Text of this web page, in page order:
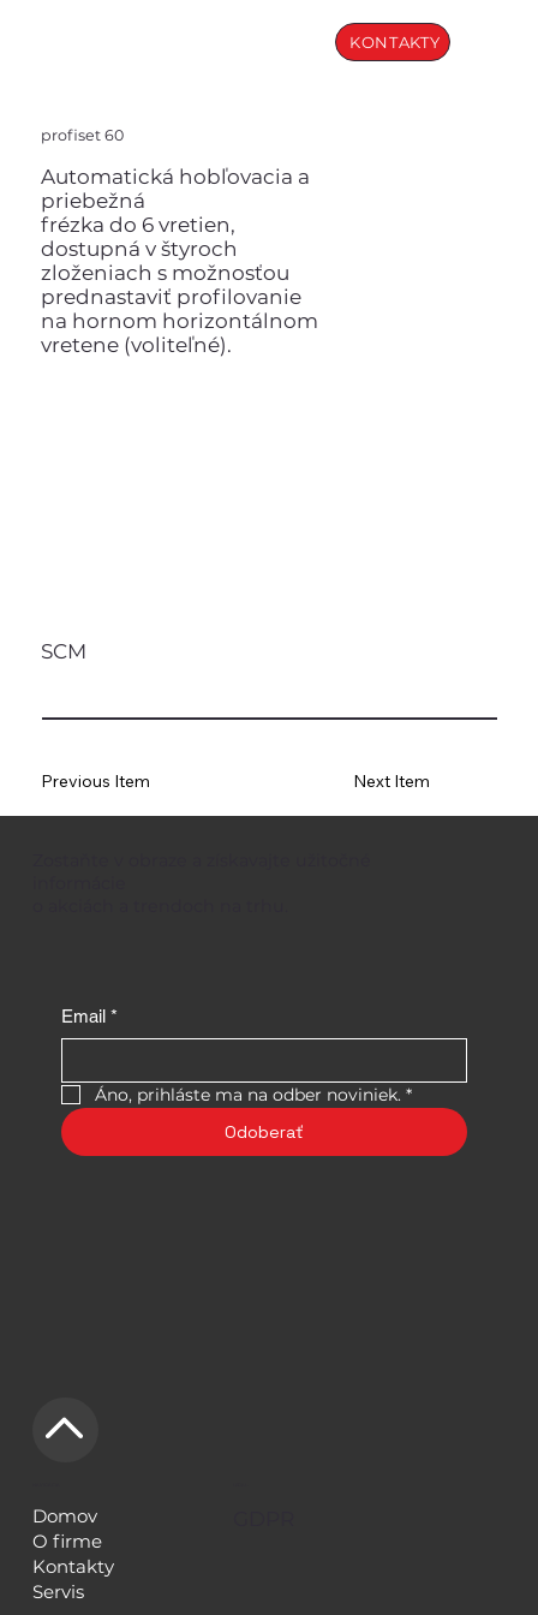
KONTAKTY
profiset 60
Automatická hobľovacia a
priebežná
frézka do 6 vretien,
dostupná v štyroch
zloženiach s možnosťou
prednastaviť profilovanie
na hornom horizontálnom
vretene (voliteľné).
SCM
Previous Item Next Item
Email *
Áno, prihláste ma na odber noviniek. *
Odoberať
Domov
O firme
Kontakty
Servis